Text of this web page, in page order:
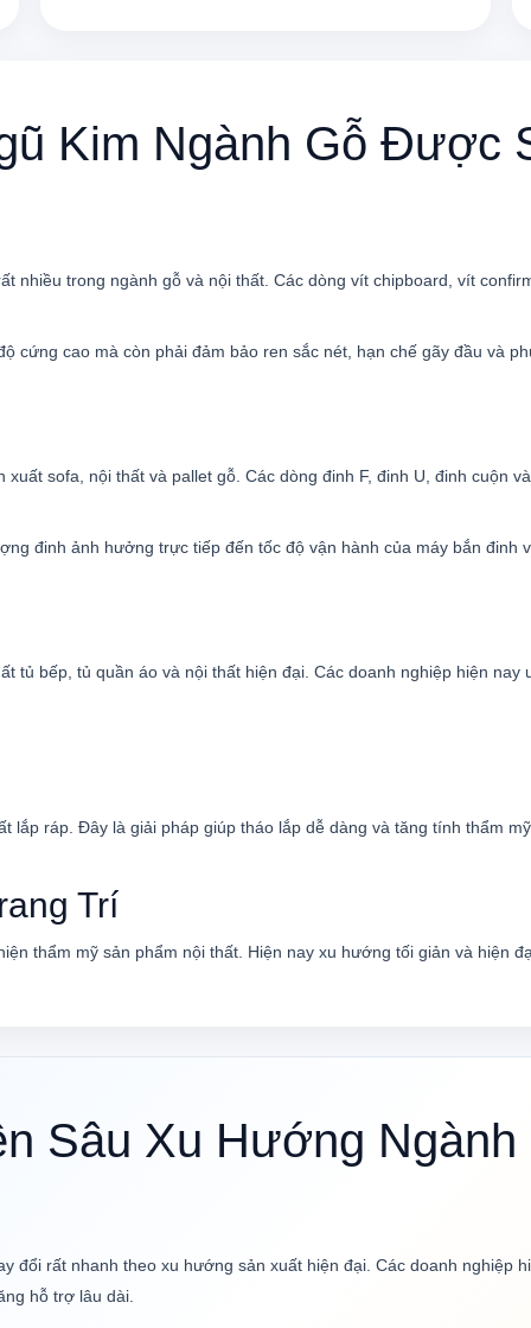
Kim Ngành Gỗ Được
nhiều trong ngành gỗ và nội thất. Các dòng vít chipboard, vít
cứng cao mà còn phải đảm bảo ren sắc nét, hạn chế gãy đầu và
sofa, nội thất và pallet gỗ. Các dòng đinh F, đinh U, đinh cuộn
đinh ảnh hưởng trực tiếp đến tốc độ vận hành của máy bắn đinh
tủ bếp, tủ quần áo và nội thất hiện đại. Các doanh nghiệp hiện
lắp ráp. Đây là giải pháp giúp tháo lắp dễ dàng và tăng tính thẩm
Trí
thẩm mỹ sản phẩm nội thất. Hiện nay xu hướng tối giản và hiện
Sâu Xu Hướng Ngành
đổi rất nhanh theo xu hướng sản xuất hiện đại. Các doanh nghiệp
hỗ trợ lâu dài.